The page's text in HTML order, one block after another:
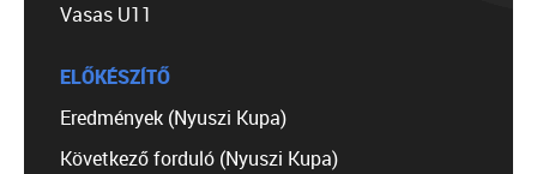
Vasas U11
ELŐKÉSZÍTŐ
Eredmények (Nyuszi Kupa)
Következő forduló (Nyuszi Kupa)